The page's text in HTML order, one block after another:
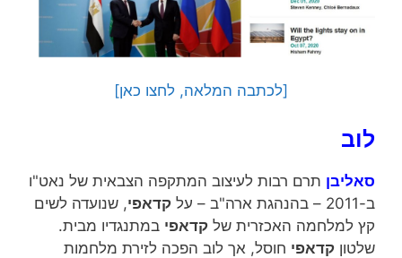
[לכתבה המלאה, לחצו כאן]
לוב
סאליבן תרם רבות לעיצוב המתקפה הצבאית של נאט"ו
ב-2011 – בהנהגת ארה"ב – על
קדאפי, שנועדה לשים
קץ למלחמה האכזרית של קדאפי במתנגדיו מבית.
שלטון קדאפי חוסל, אך לוב הפכה לזירת מלחמות